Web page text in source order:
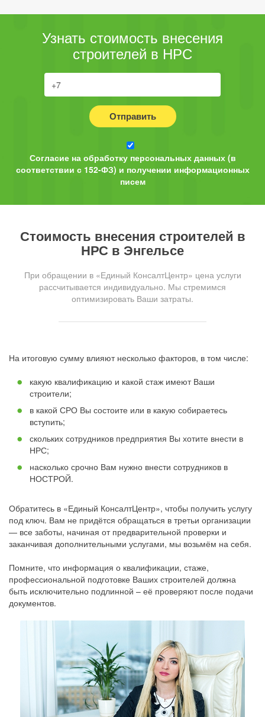
Узнать стоимость внесения
строителей в НРС
Отправить
Согласие на обработку персональных данных (в
соответствии с 152-ФЗ) и получении информационных
писем
Стоимость внесения строителей в
НРС в Энгельсе
При обращении в «Единый КонсалтЦентр» цена услуги
рассчитывается индивидуально. Мы стремимся
оптимизировать Ваши затраты.
На итоговую сумму влияют несколько факторов, в том числе:
какую квалификацию и какой стаж имеют Ваши
строители;
в какой СРО Вы состоите или в какую собираетесь
вступить;
скольких сотрудников предприятия Вы хотите внести в
НРС;
насколько срочно Вам нужно внести сотрудников в
НОСТРОЙ.
Обратитесь в «Единый КонсалтЦентр», чтобы получить услугу
под ключ. Вам не придётся обращаться в третьи организации
— все заботы, начиная от предварительной проверки и
заканчивая дополнительными услугами, мы возьмём на себя.
Помните, что информация о квалификации, стаже,
профессиональной подготовке Ваших строителей должна
быть исключительно подлинной – её проверяют после подачи
документов.